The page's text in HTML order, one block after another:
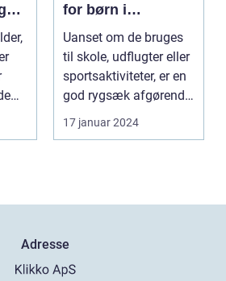
for børn i
dagligdagen
Uanset om de bruges
til skole, udflugter eller
sportsaktiviteter, er en
god rygsæk afgørende
for at ...
17 januar 2024
Adresse